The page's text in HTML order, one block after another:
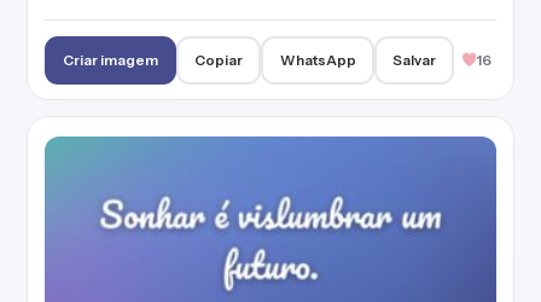
Criar imagem Copiar WhatsApp Salvar 16